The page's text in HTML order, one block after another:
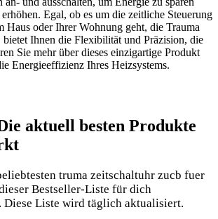
Egal, ob es um die zeitliche Steuerung
Haus oder Ihrer Wohnung geht, die Trauma
Ihnen die Flexibilität und Präzision, die
Sie mehr über dieses einzigartige Produkt
Energieeffizienz Ihres Heizsystems.
aktuell besten Produkte
truma zeitschaltuhr zucb fuer
Bestseller-Liste für dich
Diese Liste wird täglich aktualisiert.